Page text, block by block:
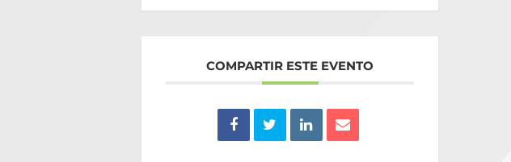
COMPARTIR ESTE EVENTO